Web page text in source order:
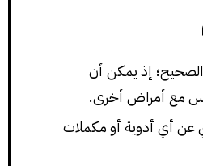
إذ يمكن أن
مع أمراض أخرى.
عن أي أدوية أو مكملات